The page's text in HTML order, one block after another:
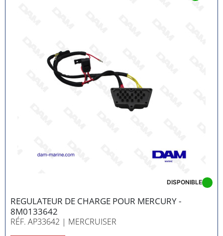
REGULATEUR DE CHARGE POUR MERCURY -
8M0133642
RÉF. AP33642 | MERCRUISER
DISPONIBLE